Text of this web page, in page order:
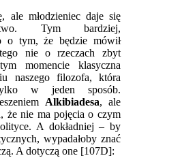
ale młodzieniec daje się
Tym bardziej,
o tym, że będzie mówił
nie o rzeczach zbyt
momencie klasyczna
naszego filozofa, która
w jeden sposób.
Alkibiadesa, ale
że nie ma pojęcia o czym
A dokładniej – by
wypadałoby znać
A dotyczą one [107D]: